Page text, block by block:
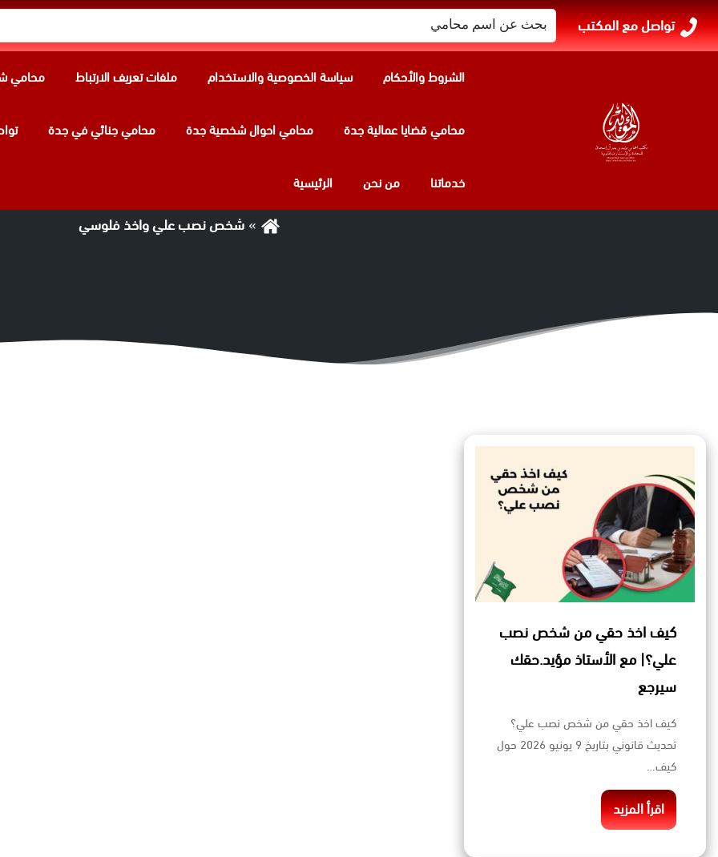
تواصل مع المكتب
البحث
عن:
الشروط والأحكام سياسة الخصوصية والاستخدام ملفات تعريف الارتباط محامي
محامي قضايا عمالية جدة محامي احوال شخصية جدة محامي جنائي في جدة
خدماتنا من نحن الرئيسية
الوسم:
شخص نصب علي واخذ فلوسي
كيف اخذ حقي من شخص نصب
علي؟| مع الأستاذ مؤيد.حقك
سيرجع
كيف اخذ حقي من شخص نصب علي؟
تحديث قانوني بتاريخ 9 يونيو 2026 حول
كيف…
اقرأ المزيد